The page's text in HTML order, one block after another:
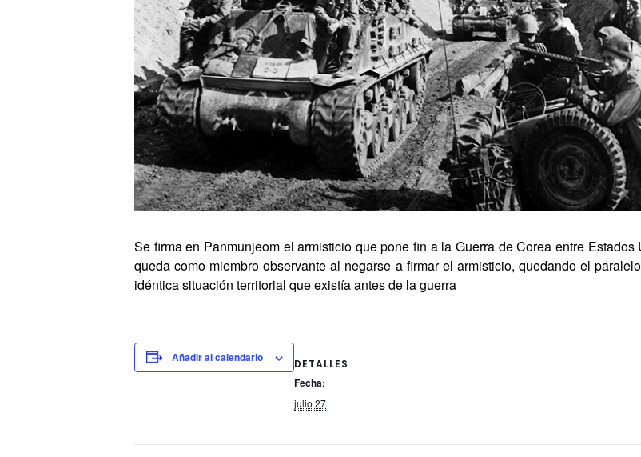
Se firma en Panmunjeom el armisticio que pone fin a la Guerra de Corea entre
queda como miembro observante al negarse a firmar el armisticio, quedando el
idéntica situación territorial que existía antes de la guerra
Añadir al calendario DETALLES
Fecha:
julio 27